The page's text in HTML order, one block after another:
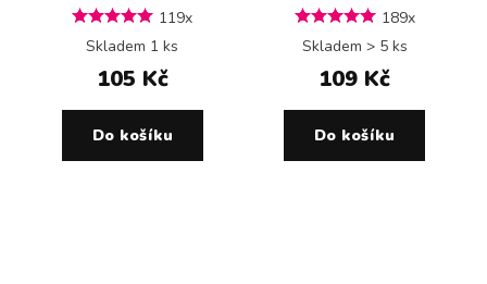
119x
Skladem 1 ks
105 Kč
Do košíku
189x
Skladem > 5 ks
109 Kč
Do košíku